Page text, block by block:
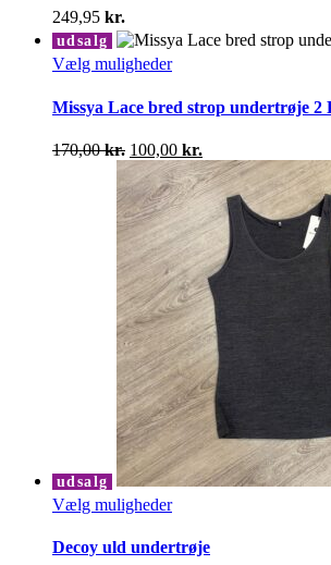
kan
vælges
varesiden
249,95 kr.
udsalg
Vælg mulighederDette
har
flere
varianter.
Mulighederne
kan
vælges
på
varesiden
Missya Lace bred strop undertrøje 2
170,00kr. Den
oprindelige
pris
var:
170,00 kr..
100,00 kr.
aktuelle
pris
er:
100,00 kr..
udsalg
Vælg mulighederDette
har
Decoy uld undertrøje